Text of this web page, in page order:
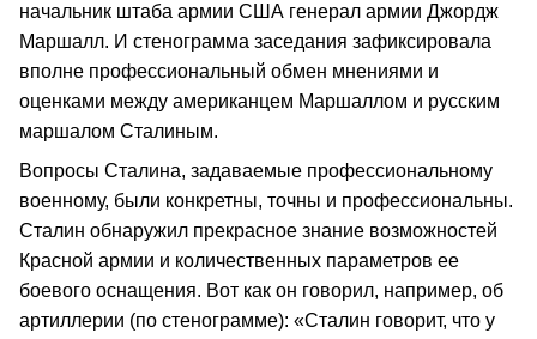
начальник штаба армии США генерал армии Джордж
Маршалл. И стенограмма заседания зафиксировала
вполне профессиональный обмен мнениями и
оценками между американцем Маршаллом и русским
маршалом Сталиным.
Вопросы Сталина, задаваемые профессиональному
военному, были конкретны, точны и профессиональны.
Сталин обнаружил прекрасное знание возможностей
Красной армии и количественных параметров ее
боевого оснащения. Вот как он говорил, например, об
артиллерии (по стенограмме): «Сталин говорит, что у